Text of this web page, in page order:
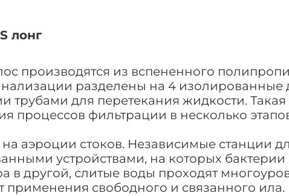
лонг
производятся из вспененного
разделены на 4 изолированные
для перетекания жидкости. Такая
процессов фильтрации в несколько
аэроции стоков. Независимые станции
устройствами, на которых бактерии
в другой, слитые воды проходят
применения свободного и связанного ила.